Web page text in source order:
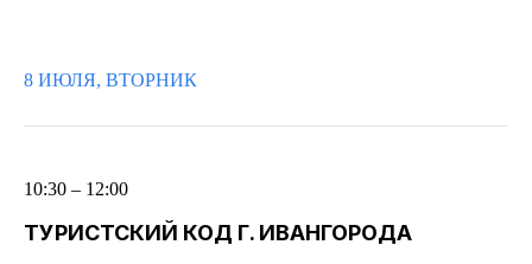
8 ИЮЛЯ, ВТОРНИК
10:30 – 12:00
ТУРИСТСКИЙ КОД Г. ИВАНГОРОДА